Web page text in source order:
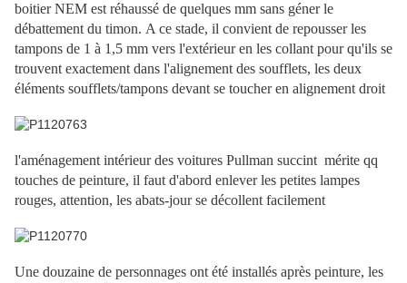
boitier NEM est réhaussé de quelques mm sans géner le
débattement du timon. A ce stade, il convient de repousser les
tampons de 1 à 1,5 mm vers l'extérieur en les collant pour qu'ils se
trouvent exactement dans l'alignement des soufflets, les deux
éléments soufflets/tampons devant se toucher en alignement droit
l'aménagement intérieur des voitures Pullman succint mérite qq
touches de peinture, il faut d'abord enlever les petites lampes
rouges, attention, les abats-jour se décollent facilement
Une douzaine de personnages ont été installés après peinture, les